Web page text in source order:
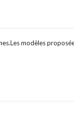
modèles